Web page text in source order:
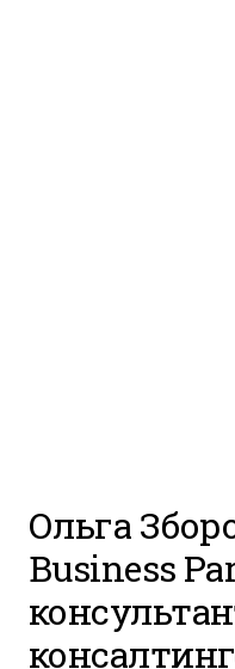
Ольга
Business